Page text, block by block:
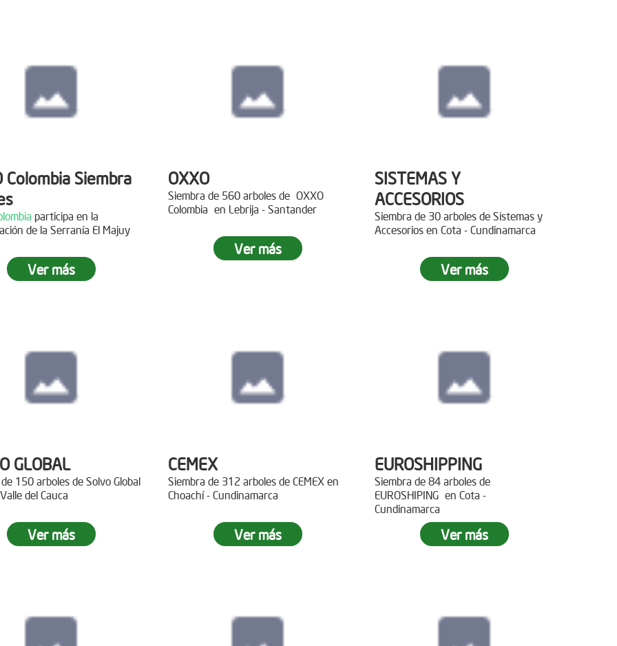
a Copa Airlines por apoyar la
del Páramo Aguas Vivas!
Descripción
DINISSANpor plantar 400
Colombia Siembra
participa en la
de la Serranía El Majuy
Ver más
OXXO
Siembra de 560 arboles de OXXO
Colombia en Lebrija - Santander
Ver más
SISTEMAS Y
ACCESORIOS
Siembra de 30 arboles de Sistemas y
Accesorios en Cota - Cundinamarca
Ver más
GLOBAL
150 arboles de Solvo Global
del Cauca
Ver más
CEMEX
Siembra de 312 arboles de CEMEX en
Choachí - Cundinamarca
Ver más
EUROSHIPPING
Siembra de 84 arboles de
EUROSHIPING en Cota -
Cundinamarca
Ver más